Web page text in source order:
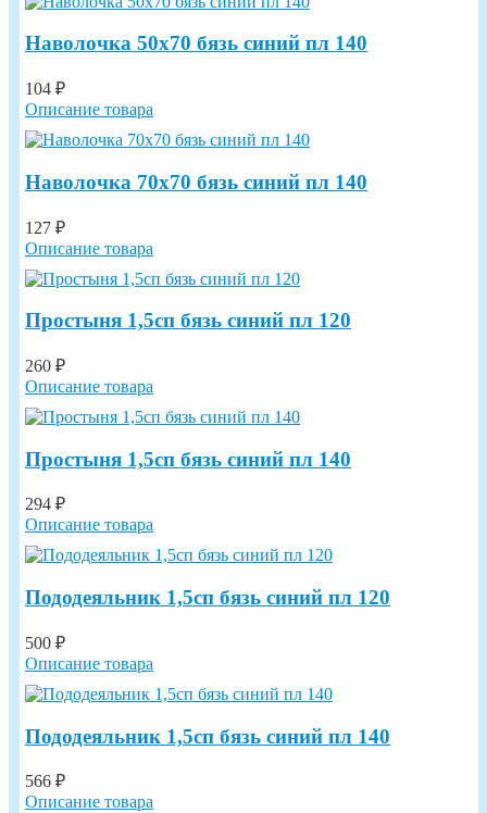
Наволочка 50х70 бязь синий пл 140
104 ₽
Описание товара
Наволочка 70х70 бязь синий пл 140
127 ₽
Описание товара
Простыня 1,5сп бязь синий пл 120
260 ₽
Описание товара
Простыня 1,5сп бязь синий пл 140
294 ₽
Описание товара
Пододеяльник 1,5сп бязь синий пл 120
500 ₽
Описание товара
Пододеяльник 1,5сп бязь синий пл 140
566 ₽
Описание товара